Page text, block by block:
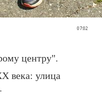
07:02
центру".
века: улица